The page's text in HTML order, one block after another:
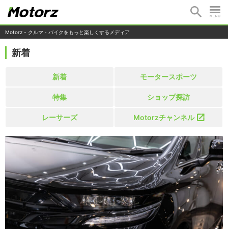
Motorz - クルマ・バイクをもっと楽しくするメディア
新着
新着 モータースポーツ
特集 ショップ探訪
レーサーズ Motorzチャンネル